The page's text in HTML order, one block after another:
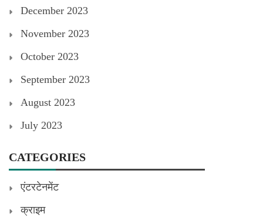
December 2023
November 2023
October 2023
September 2023
August 2023
July 2023
CATEGORIES
एंटरटेनमेंट
क्राइम